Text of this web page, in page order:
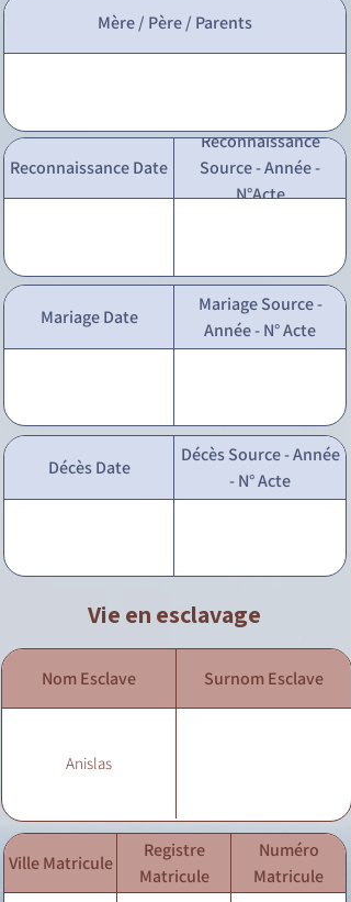
Mère / Père / Parents
Reconnaissance Date
Reconnaissance
Source - Année -
N°Acte
Mariage Date
Mariage Source -
Année - N° Acte
Décès Date
Décès Source - Année
- N° Acte
Vie en esclavage
Nom Esclave Surnom Esclave
Anislas
Ville Matricule
Registre
Matricule
Numéro
Matricule